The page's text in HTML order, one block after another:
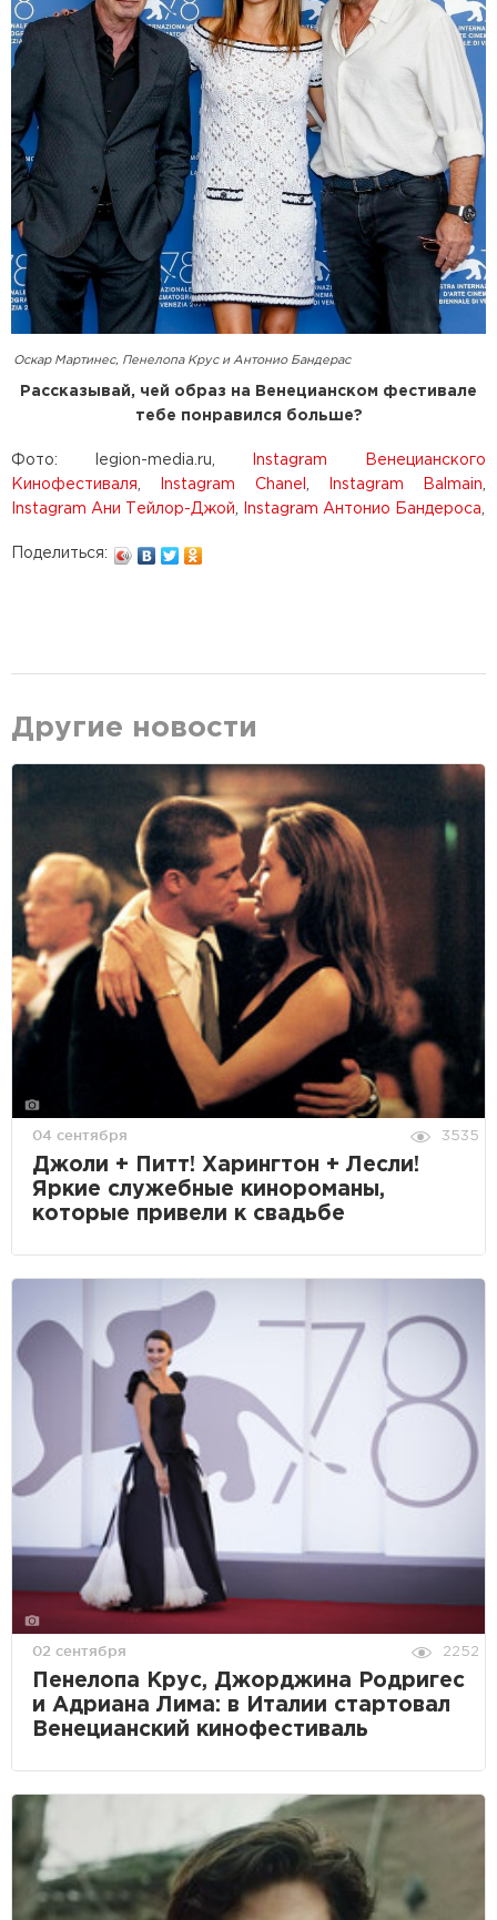
Оскар Мартинес, Пенелопа Крус и Антонио Бандерас
Рассказывай, чей образ на Венецианском фестивале
тебе понравился больше?
Фото: legion-media.ru,
Instagram Венецианского
Кинофестиваля
Instagram Chanel Instagram Balmain
Instagram Ани Тейлор-Джой
Instagram Антонио Бандероса
Поделиться:
Другие новости
04 сентября 3535
Джоли + Питт! Харингтон + Лесли!
Яркие служебные кинороманы,
которые привели к свадьбе
02 сентября 2252
Пенелопа Крус, Джорджина Родригес
и Адриана Лима: в Италии стартовал
Венецианский кинофестиваль